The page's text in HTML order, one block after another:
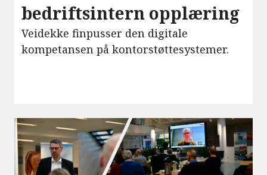
bedriftsintern opplæring
Veidekke finpusser den digitale
kompetansen på kontorstøttesystemer.